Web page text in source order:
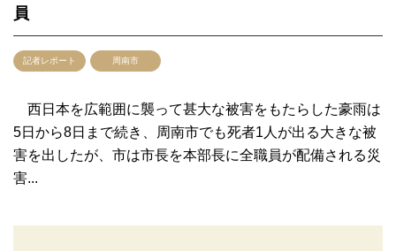
員
記者レポート 周南市
西日本を広範囲に襲って甚大な被害をもたらした豪雨は
5日から8日まで続き、周南市でも死者1人が出る大きな被
害を出したが、市は市長を本部長に全職員が配備される災
害...